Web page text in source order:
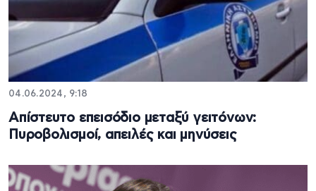
04.06.2024, 9:18
Απίστευτο επεισόδιο μεταξύ γειτόνων:
Πυροβολισμοί, απειλές και μηνύσεις